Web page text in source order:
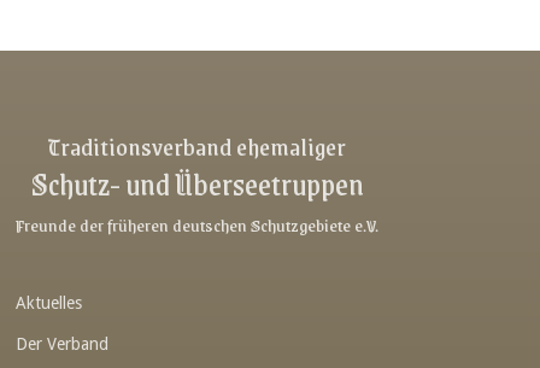
Link-v-z
Link-v-z
Link-v-z
Link-v-z
Traditionsverband ehemaliger
Schutz- und Überseetruppen
Freunde der früheren deutschen Schutzgebiete e.V.
Aktuelles
Der Verband